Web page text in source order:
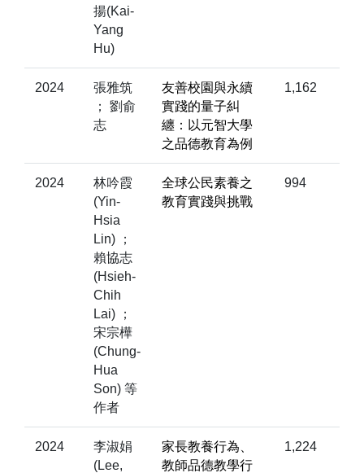
揚(Kai-
Yang
Hu)
2024
張雅筑
； 劉俞
志
友善校園與永續
實踐的量子糾
纏：以元智大學
之品德教育為例
1,162
2024
林吟霞
(Yin-
Hsia
Lin) ；
賴協志
(Hsieh-
Chih
Lai) ；
宋宗樺
(Chung-
Hua
Son) 等
作者
全球公民素養之
教育實踐與挑戰
994
2024
李淑娟
(Lee,
家長教養行為、
教師品德教學行
1,224